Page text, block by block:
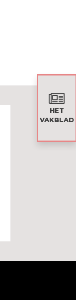
HET
VAKBLAD